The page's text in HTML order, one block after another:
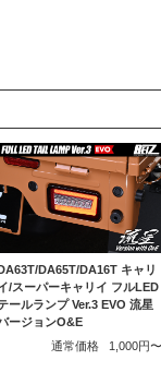
DA65T/DA16T キャリ
/スーパーキャリイ フルLED
ールランプ Ver.3 EVO 流星
ージョンO&E
通常価格
1,000円〜